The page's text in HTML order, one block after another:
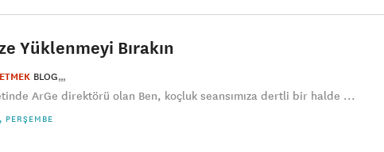
Yüklenmeyi Bırakın
BLOG
ArGe direktörü olan Ben, koçluk seansımıza dertli bir halde ...